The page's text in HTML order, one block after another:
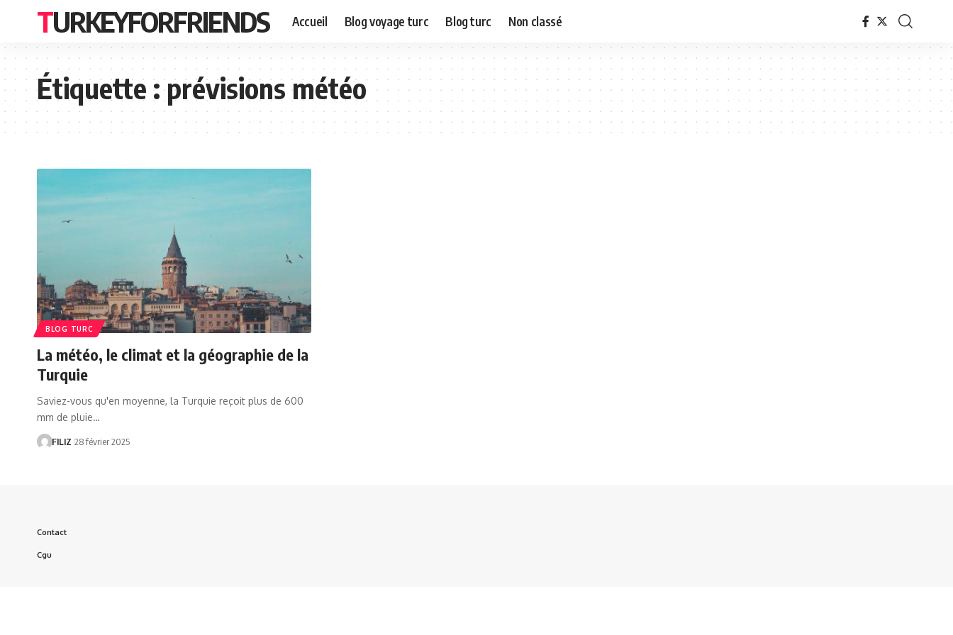
TURKEYFORFRIENDS Accueil Blog voyage turc Blog turc Non classé
Étiquette :prévisions météo
BLOG TURC
La météo, le climat et la géographie de la
Turquie
Saviez-vous qu'en moyenne, la Turquie reçoit plus de 600
mm de pluie…
FILIZ 28 février 2025
Contact
Cgu